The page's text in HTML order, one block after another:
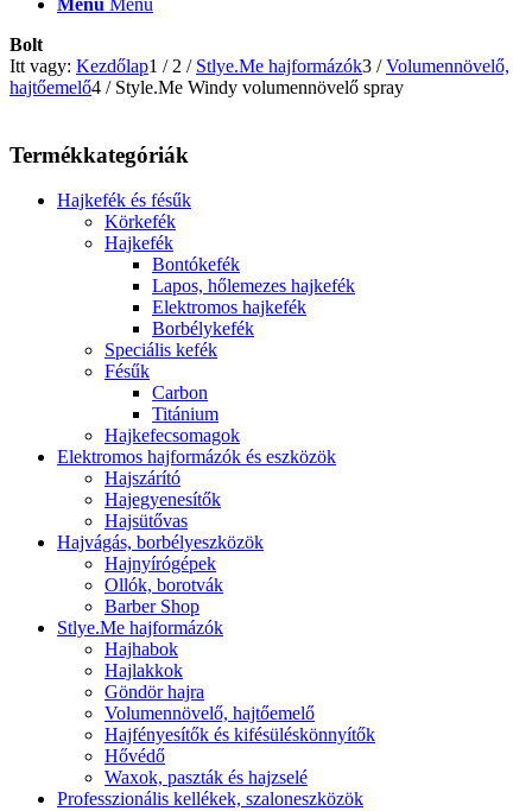
Menu Menu
Bolt
Itt vagy: Kezdőlap1 / 2 / Stlye.Me hajformázók3 / Volumennövelő,
hajtőemelő4 / Style.Me Windy volumennövelő spray
Termékkategóriák
Hajkefék és fésűk
Körkefék
Hajkefék
Bontókefék
Lapos, hőlemezes hajkefék
Elektromos hajkefék
Borbélykefék
Speciális kefék
Fésűk
Carbon
Titánium
Hajkefecsomagok
Elektromos hajformázók és eszközök
Hajszárító
Hajegyenesítők
Hajsütővas
Hajvágás, borbélyeszközök
Hajnyírógépek
Ollók, borotvák
Barber Shop
Stlye.Me hajformázók
Hajhabok
Hajlakkok
Göndör hajra
Volumennövelő, hajtőemelő
Hajfényesítők és kifésüléskönnyítők
Hővédő
Waxok, paszták és hajzselé
Professzionális kellékek, szaloneszközök